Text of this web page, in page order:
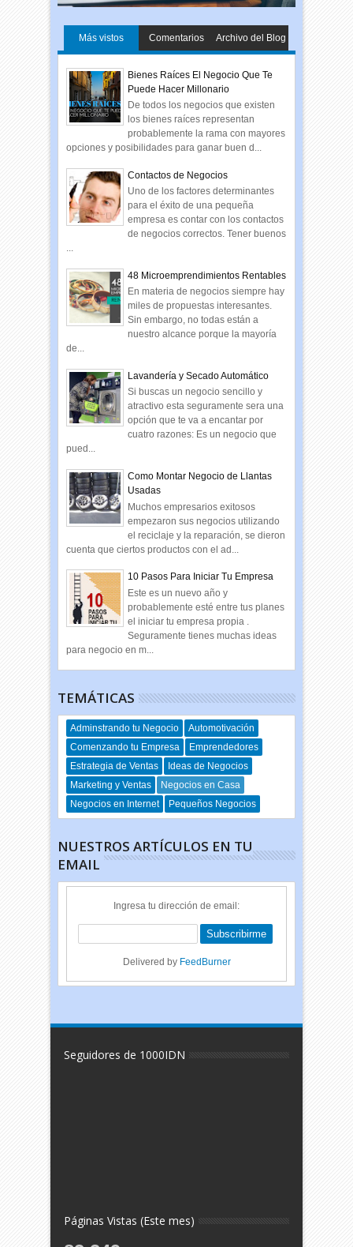
Más vistos Comentarios Archivo del Blog
Bienes Raíces El Negocio Que Te
Puede Hacer Millonario
De todos los negocios que existen
los bienes raíces representan
probablemente la rama con mayores
opciones y posibilidades para ganar buen d...
Contactos de Negocios
Uno de los factores determinantes
para el éxito de una pequeña
empresa es contar con los contactos
de negocios correctos. Tener buenos
...
48 Microemprendimientos Rentables
En materia de negocios siempre hay
miles de propuestas interesantes.
Sin embargo, no todas están a
nuestro alcance porque la mayoría
de...
Lavandería y Secado Automático
Si buscas un negocio sencillo y
atractivo esta seguramente sera una
opción que te va a encantar por
cuatro razones: Es un negocio que
pued...
Como Montar Negocio de Llantas
Usadas
Muchos empresarios exitosos
empezaron sus negocios utilizando
el reciclaje y la reparación, se dieron
cuenta que ciertos productos con el ad...
10 Pasos Para Iniciar Tu Empresa
Este es un nuevo año y
probablemente esté entre tus planes
el iniciar tu empresa propia .
Seguramente tienes muchas ideas
para negocio en m...
TEMÁTICAS
Adminstrando tu Negocio
Automotivación
Comenzando tu Empresa
Emprendedores
Estrategia de Ventas
Ideas de Negocios
Marketing y Ventas
Negocios en Casa
Negocios en Internet
Pequeños Negocios
NUESTROS ARTÍCULOS EN TU
EMAIL
Ingresa tu dirección de email:
Delivered by FeedBurner
Seguidores de 1000IDN
Páginas Vistas (Este mes)